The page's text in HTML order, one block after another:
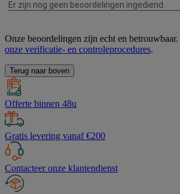
Onze beoordelingen zijn echt en betrouwbaar.
onze verificatie- en controleprocedures.
Terug naar boven
Offerte binnen 48u
Gratis levering vanaf €200
Contacteer onze klantendienst